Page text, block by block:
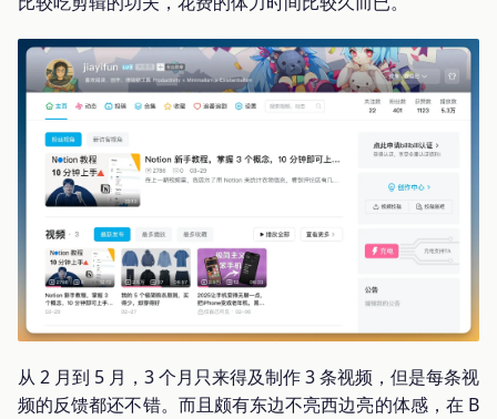
从 2 月到 5 月，3 个月只来得及制作 3 条视频，但是每条视
频的反馈都还不错。而且颇有东边不亮西边亮的体感，在 B